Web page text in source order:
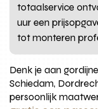
totaalservice
uur een
tot monteren
Denk je aan
Schiedam,
persoonlijk